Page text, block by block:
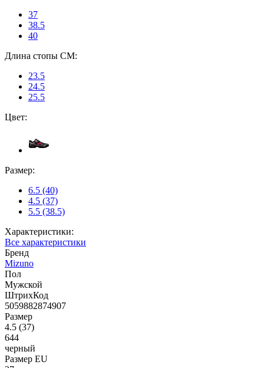
37
38.5
40
Длина стопы CM:
23.5
24.5
25.5
Цвет:
Размер:
6.5 (40)
4.5 (37)
5.5 (38.5)
Характеристики:
Все характеристики
Бренд
Mizuno
Пол
Мужской
ШтрихКод
5059882874907
Размер
4.5 (37)
644
черный
Размер EU